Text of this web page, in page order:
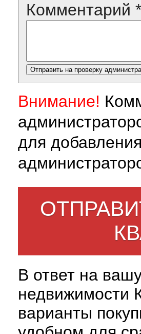
Комментарий *
Внимание!
для
В ответ на
недвижимости
варианты